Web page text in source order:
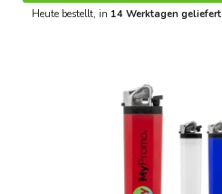
Heute bestellt, in 14 Werktagen geliefert